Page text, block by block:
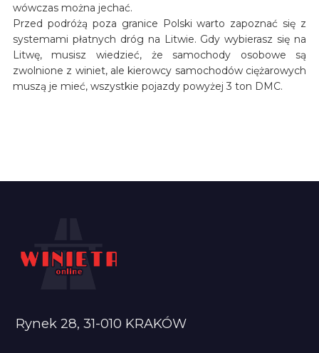
wówczas można jechać.
Przed podróżą poza granice Polski warto zapoznać się z
systemami płatnych dróg na Litwie. Gdy wybierasz się na
Litwę, musisz wiedzieć, że samochody osobowe są
zwolnione z winiet, ale kierowcy samochodów ciężarowych
muszą je mieć, wszystkie pojazdy powyżej 3 ton DMC.
Rynek 28, 31-010 KRAKÓW